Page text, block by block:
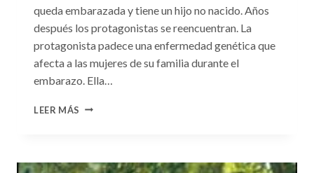
queda embarazada y tiene un hijo no nacido. Años
después los protagonistas se reencuentran. La
protagonista padece una enfermedad genética que
afecta a las mujeres de su familia durante el
embarazo. Ella…
LEER MÁS CONSULTA